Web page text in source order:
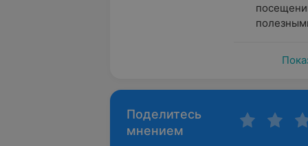
Поделитесь
мнением